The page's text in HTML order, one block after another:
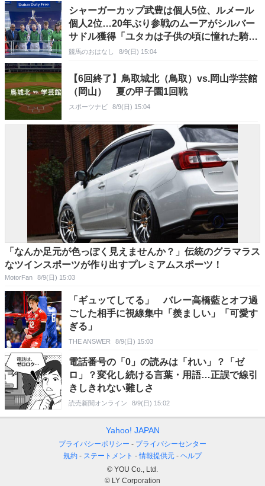
シャーガーカップ武豊は個人5位、ルメール
個人2位…20年ぶり参戦のムーアがシルバー
サドル獲得「ユタカは子供の頃に憧れた騎
手」
競馬のおはなし 8/9(日) 15:04
【6回終了】鳥取城北（鳥取）vs.岡山学芸館
（岡山） 夏の甲子園1回戦
スポーツナビ 8/9(日) 15:04
「なんか足元が色っぽく見えませんか？」伝統のグラマラス
なツインスポーツが作り出すプレミアムスポーツ！
MotorFan 8/9(日) 15:03
「ギュッてしてる」 バレー高橋藍とオフ過
ごした相手に視線集中「羨ましい」「可愛す
ぎる」
THE ANSWER 8/9(日) 15:03
電話番号の「0」の読みは「れい」？「ゼ
ロ」？変化し続ける言葉・用語…正誤で線引
きしきれない難しさ
読売新聞オンライン 8/9(日) 15:02
Yahoo! JAPAN
プライバシーポリシー
プライバシーセンター
規約
ステートメント 情報提供元
ヘルプ
© YOU Co., Ltd.
© LY Corporation